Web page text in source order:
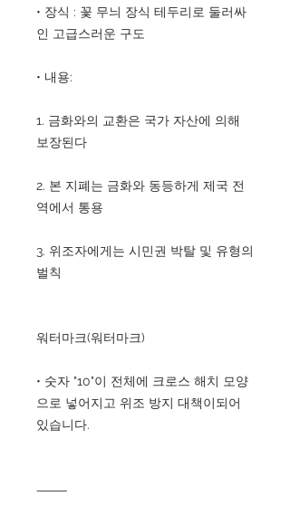
• 장식 : 꽃 무늬 장식 테두리로 둘러싸
인 고급스러운 구도
• 내용:
1. 금화와의 교환은 국가 자산에 의해
보장된다
2. 본 지폐는 금화와 동등하게 제국 전
역에서 통용
3. 위조자에게는 시민권 박탈 및 유형의
벌칙
워터마크(워터마크)
• 숫자 "10"이 전체에 크로스 해치 모양
으로 넣어지고 위조 방지 대책이되어
있습니다.
⸻